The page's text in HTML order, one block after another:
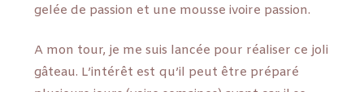
gelée de passion et une mousse ivoire passion.
A mon tour, je me suis lancée pour réaliser ce joli
gâteau. L’intérêt est qu’il peut être préparé